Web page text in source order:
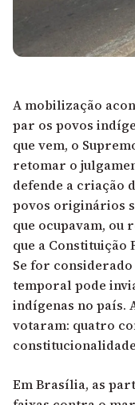
A mobilização
par os povos
que vem, o
retomar o
defende a criação
povos originários
que ocupavam, ou
que a Constituição
Se for
temporal pode
indígenas no país.
votaram: quatro
Em Brasília, as